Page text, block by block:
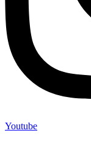
Youtube